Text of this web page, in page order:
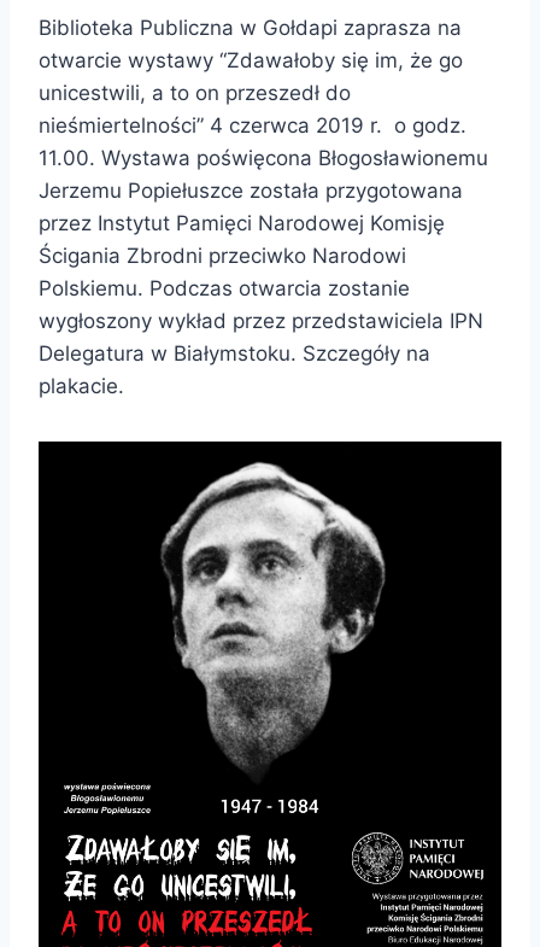
Biblioteka Publiczna w Gołdapi zaprasza na
otwarcie wystawy “Zdawałoby się im, że go
unicestwili, a to on przeszedł do
nieśmiertelności” 4 czerwca 2019 r. o godz.
11.00. Wystawa poświęcona Błogosławionemu
Jerzemu Popiełuszce została przygotowana
przez Instytut Pamięci Narodowej Komisję
Ścigania Zbrodni przeciwko Narodowi
Polskiemu. Podczas otwarcia zostanie
wygłoszony wykład przez przedstawiciela IPN
Delegatura w Białymstoku. Szczegóły na
plakacie.